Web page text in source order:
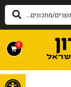
0